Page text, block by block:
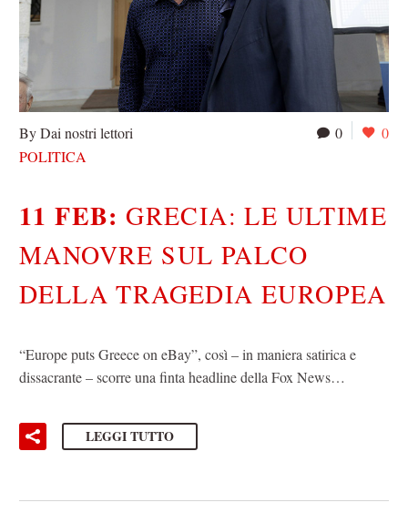
0 0
By Dai nostri lettori
POLITICA
11 FEB: GRECIA: LE ULTIME
MANOVRE SUL PALCO
DELLA TRAGEDIA EUROPEA
“Europe puts Greece on eBay”, così – in maniera satirica e
dissacrante – scorre una finta headline della Fox News…
LEGGI TUTTO